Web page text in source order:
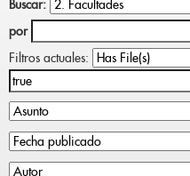
Buscar:
por
Filtros actuales: